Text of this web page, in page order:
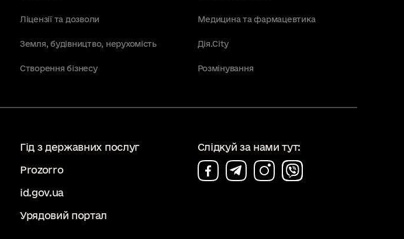
Ліцензії та дозволи Медицина та фармацевтика
Земля, будівництво, нерухомість Дія.City
Створення бізнесу Розмінування
Гід з державних послуг
Prozorro
id.gov.ua
Урядовий портал
Слідкуй за нами тут: